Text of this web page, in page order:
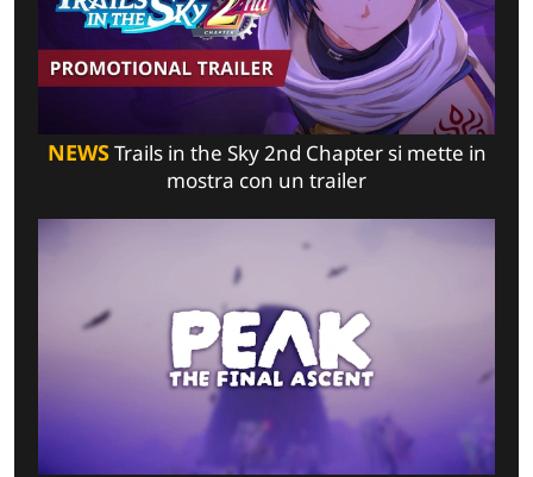
NEWSTrails in the Sky 2nd Chapter si mette in
mostra con un trailer